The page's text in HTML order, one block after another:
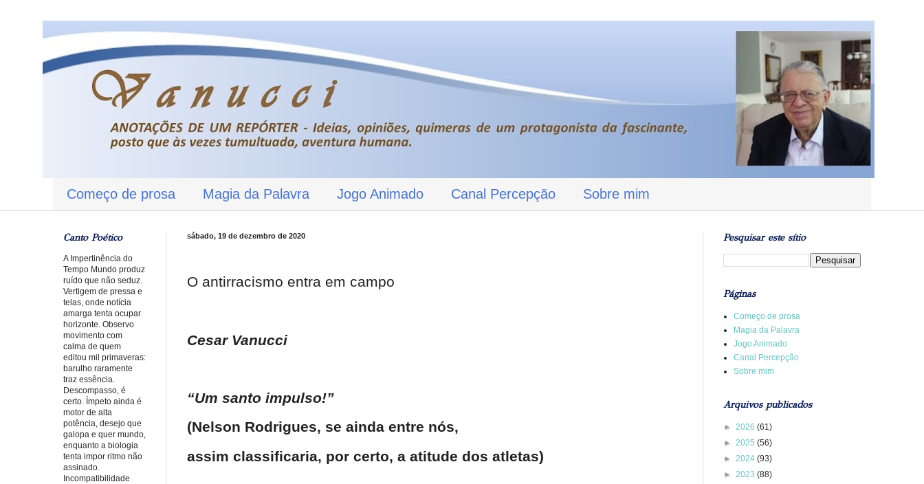
Começo de prosa Magia da Palavra Jogo Animado Canal Percepção Sobre mim
sábado, 19 de dezembro de 2020
O antirracismo entra em campo
Cesar Vanucci
“Um santo impulso!”
(Nelson Rodrigues, se ainda entre nós,
assim classificaria, por certo, a atitude dos atletas)
Canto Poético
A Impertinência do
Tempo Mundo produz
ruído que não seduz.
Vertigem de pressa e
telas, onde notícia
amarga tenta ocupar
horizonte. Observo
movimento com
calma de quem
editou mil primaveras:
barulho raramente
traz essência.
Descompasso, é
certo. Ímpeto ainda é
motor de alta
potência, desejo que
galopa e quer mundo,
enquanto a biologia
tenta impor ritmo não
assinado.
Incompatibilidade
Pesquisar este sítio
Páginas
Começo de prosa
Magia da Palavra
Jogo Animado
Canal Percepção
Sobre mim
Arquivos publicados
► 2026 (61)
► 2025 (56)
► 2024 (93)
► 2023 (88)